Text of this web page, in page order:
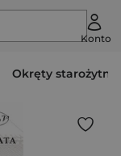
Konto
Okręty